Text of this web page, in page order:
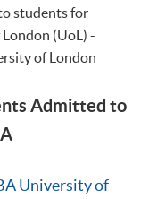
students for
(UoL) -
of London
Admitted to
University of